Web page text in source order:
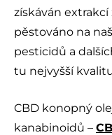
získáván
pěstováno na
pesticidů a
tu nejvyšší
CBD konopný
kanabinoidů –